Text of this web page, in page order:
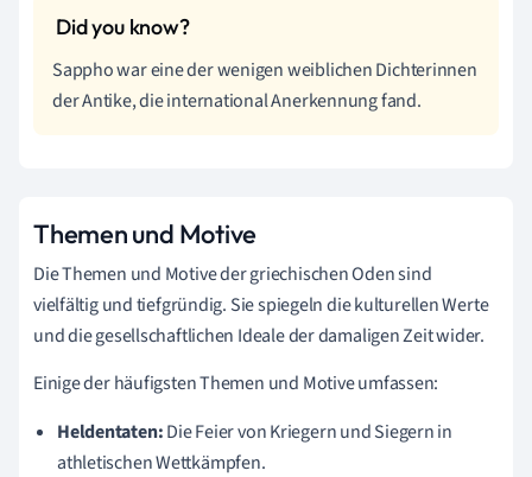
Sappho war eine der wenigen weiblichen Dichterinnen
der Antike, die international Anerkennung fand.
Themen und Motive
Die Themen und Motive der griechischen Oden sind
vielfältig und tiefgründig. Sie spiegeln die kulturellen Werte
und die gesellschaftlichen Ideale der damaligen Zeit wider.
Einige der häufigsten Themen und Motive umfassen:
Heldentaten:Die Feier von Kriegern und Siegern in
athletischen Wettkämpfen.